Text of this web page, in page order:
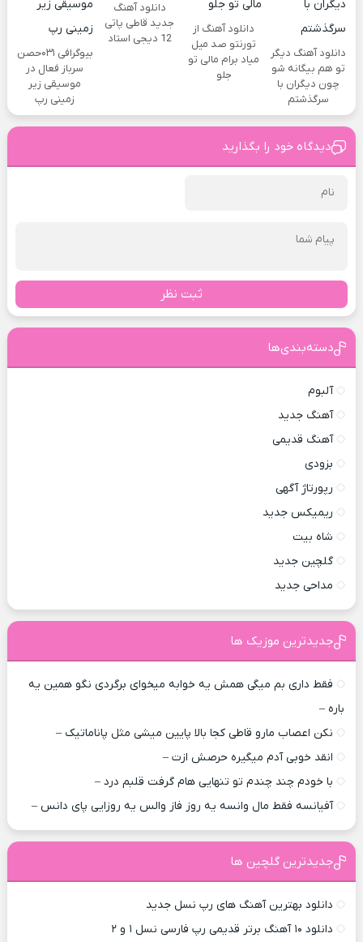
دانلود آهنگ دیگر
تو هم بیگانه شو
چون دیگران با
سرگذشتم
دانلود آهنگ از
تورنتو صد میل
میاد برام مالی تو
جلو
دانلود آهنگ
جدید قاطی پاتی
12 دیجی استاد
بیوگرافی ۰۳۱حصن
سرباز فعال در
موسیقی زیر
زمینی رپ
دیدگاه خود را بگذارید
ثبت نظر
دسته‌بندی‌ها
آلبوم
آهنگ جدید
آهنگ قدیمی
بزودی
رپورتاژ آگهی
ریمیکس جدید
شاه بیت
گلچین جدید
مداحی جدید
جدیدترین موزیک ها
فقط داری بم میگی همش یه خوابه میخوای برگردی نگو همین یه
باره –
نکن اعصاب مارو قاطی کجا بالا پایین میشی مثل پاناماتیک –
انقد خوبی آدم میگیره حرصش ازت –
با خودم چند چندم تو تنهایی هام گرفت قلبم درد –
آفیانسه فقط مال وانسه یه روز فاز والس یه روزایی پای دانس –
جدیدترین گلچین ها
دانلود بهترین آهنگ های رپ نسل جدید
دانلود ۱۰ آهنگ برتر قدیمی رپ فارسی نسل ۱ و ۲